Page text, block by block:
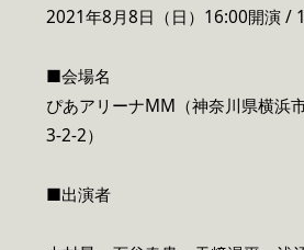
2021年8月8日（日）16:00開演 /
■会場名
ぴあアリーナMM（神奈川県横浜
3-2-2）
■出演者